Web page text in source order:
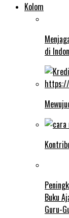
Kolom
di
Buku
Guru-